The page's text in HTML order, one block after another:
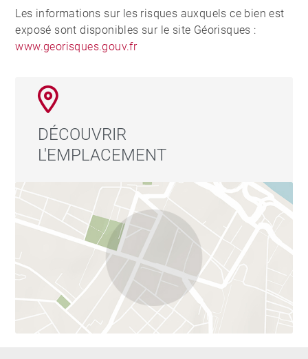
Les informations sur les risques auxquels ce bien est
exposé sont disponibles sur le site Géorisques :
www.georisques.gouv.fr
DÉCOUVRIR
L'EMPLACEMENT